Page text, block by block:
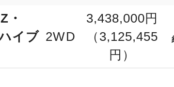
・
イブ 2WD
3,438,000円
（3,125,455
円）